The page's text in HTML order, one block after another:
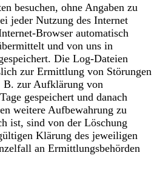
besuchen, ohne Angaben zu
jeder Nutzung des Internet
Browser automatisch
und von uns in
Die Log-Dateien
zur Ermittlung von Störungen
B. zur Aufklärung von
gespeichert und danach
weitere Aufbewahrung zu
ist, sind von der Löschung
Klärung des jeweiligen
an Ermittlungsbehörden